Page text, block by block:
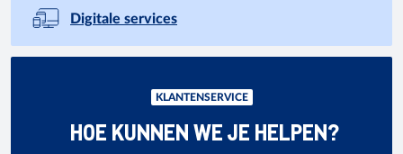
Digitale services
KLANTENSERVICE
HOE KUNNEN WE JE HELPEN?